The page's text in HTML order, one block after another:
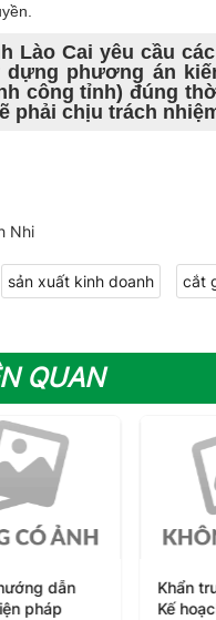
Lào Cai yêu cầu
dựng phương án
công tỉnh) đúng
phải chịu trách
Nhi
sản xuất kinh doanh cắt
QUAN
dẫn
pháp
Khẩn
Kế